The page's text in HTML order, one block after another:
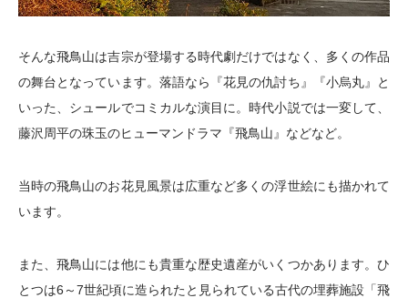
そんな飛鳥山は吉宗が登場する時代劇だけではなく、多くの作品
の舞台となっています。落語なら『花見の仇討ち』『小烏丸』と
いった、シュールでコミカルな演目に。時代小説では一変して、
藤沢周平の珠玉のヒューマンドラマ『飛鳥山』などなど。
当時の飛鳥山のお花見風景は広重など多くの浮世絵にも描かれて
います。
また、飛鳥山には他にも貴重な歴史遺産がいくつかあります。ひ
とつは6～7世紀頃に造られたと見られている古代の埋葬施設「飛